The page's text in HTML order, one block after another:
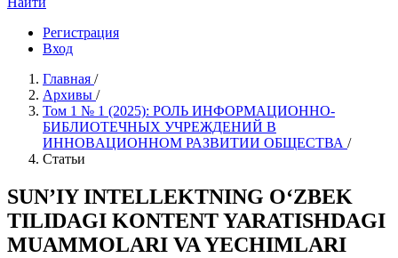
Регистрация
Вход
Главная /
Архивы /
Том 1 № 1 (2025): РОЛЬ ИНФОРМAЦИОННО-
БИБЛИОТЕЧНЫХ УЧРЕЖДЕНИЙ В
ИННОВAЦИОННОМ РАЗВИТИИ ОБЩЕСТВА /
Статьи
SUN’IY INTELLEKTNING О‘ZBEK
TILIDAGI KONTENT YARATISHDAGI
MUAMMOLARI VA YECHIMLARI